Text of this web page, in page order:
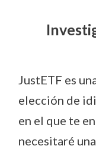
JustETF es
elección de
en el que te
necesitaré